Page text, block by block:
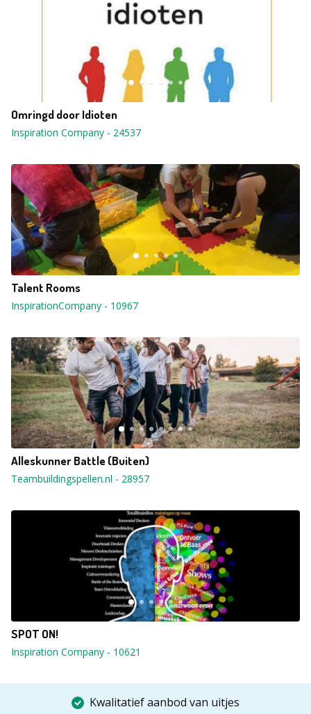
Omringd door Idioten
Inspiration Company - 24537
Talent Rooms
InspirationCompany - 10967
Alleskunner Battle (Buiten)
Teambuildingspellen.nl - 28957
SPOT ON!
Inspiration Company - 10621
Kwalitatief aanbod van uitjes